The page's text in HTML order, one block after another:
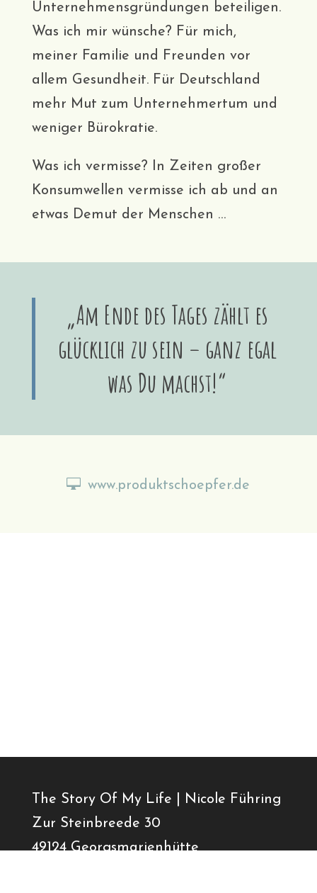
Unternehmensgründungen beteiligen.
Was ich mir wünsche? Für mich,
meiner Familie und Freunden vor
allem Gesundheit. Für Deutschland
mehr Mut zum Unternehmertum und
weniger Bürokratie.
Was ich vermisse? In Zeiten großer
Konsumwellen vermisse ich ab und an
etwas Demut der Menschen …
„Am Ende des Tages zählt es
glücklich zu sein – ganz egal
was Du machst!“
www.produktschoepfer.de
The Story Of My Life | Nicole Führing
Zur Steinbreede 30
49124 Georgsmarienhütte